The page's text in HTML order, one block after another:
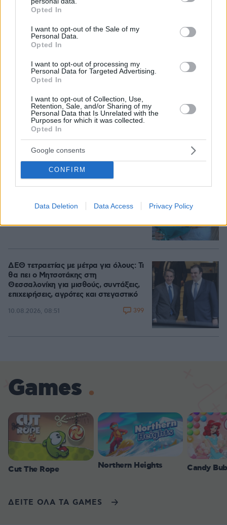
grant or deny consent to Google and its third-party tags to
use your data for below specified purposes in below Google
consent section.
Opted In
I want to opt-out of the Sale of my
Personal Data.
Opted In
I want to opt-out of processing my
Personal Data for Targeted Advertising.
Opted In
I want to opt-out of Collection, Use,
Retention, Sale, and/or Sharing of my
Personal Data that Is Unrelated with the
Purposes for which it was collected.
Opted In
Google consents
CONFIRM
Data Deletion Data Access Privacy Policy
Τη Υπερμάχω: Η νύχτα του Αυγούστου
πριν από 1.400 χρόνια, που γέννησε
09.08.2026, 22:48
Δανίκα για την Ελλάδα, τη Μεγάλη
Ιδέα, τα όνειρα και τις «διαστροφές»
του μυαλού
10.08.2026, 16:05
Η 24χρονη αριστούχος της Ιατρικής
Αθηνών, που διάβασε τον Ιπποκρατικό
ΔΕΘ τετραετίας με μέτρα για όλους: Τι
θα πει ο Μητσοτάκης στη
Θεσσαλονίκη για μισθούς, συντάξεις,
επιχειρήσεις, αγρότες και στεγαστικό
10.08.2026, 08:51 399
Games
Cut The Rope Northern Heights Candy
ΔΕΙΤΕ ΟΛΑ ΤΑ GAMES